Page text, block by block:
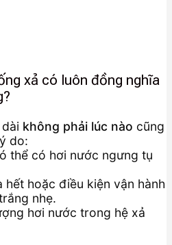
xả có luôn đồng nghĩa
không phải lúc nào cũng
do:
thể có hơi nước ngưng tụ
hết hoặc điều kiện vận hành
nhẹ.
hơi nước trong hệ xả